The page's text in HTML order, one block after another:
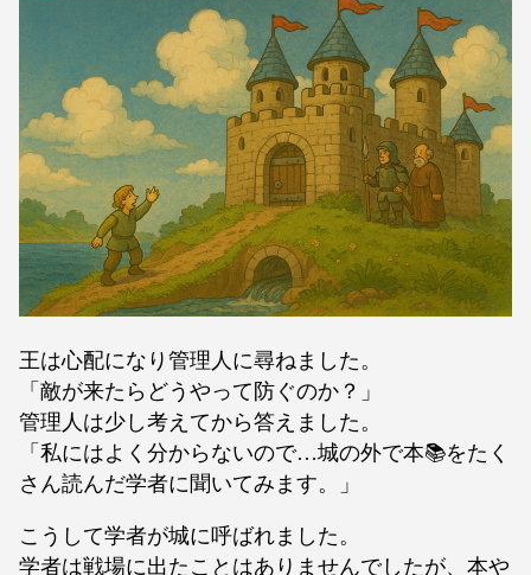
王は心配になり管理人に尋ねました。
「敵が来たらどうやって防ぐのか？」
管理人は少し考えてから答えました。
「私にはよく分からないので…城の外で本📚をたく
さん読んだ学者に聞いてみます。」
こうして学者が城に呼ばれました。
学者は戦場に出たことはありませんでしたが、本や